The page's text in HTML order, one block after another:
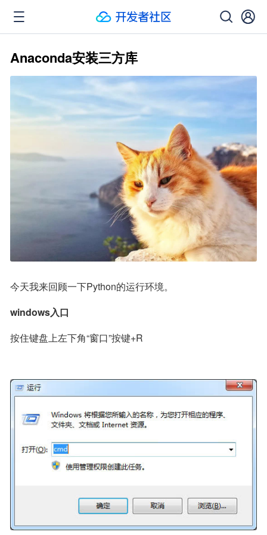
Anaconda安装三方库
今天我来回顾一下Python的运行环境。
windows入口
按住键盘上左下角“窗口”按键+R